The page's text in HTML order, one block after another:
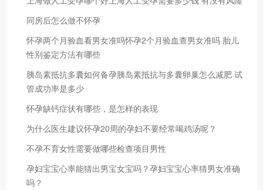
同房后怎么做不怀孕
怀孕两个月验血看男女准吗怀孕2个月验血查男女准吗 胎儿
性别鉴定方法有哪些
胰岛素抵抗多囊如何备孕胰岛素抵抗与多囊卵巢怎么减肥 试
管成功率是多少
怀孕缺钙症状有哪些，是怎样的表现
为什么医生建议怀孕20周的孕妇不要经常喝鸡汤呢？
不孕不育女性需要做哪些检查项目男性
孕妇宝宝心率能猜出男宝女宝吗？孕妇宝宝心率猜男女准确
吗？